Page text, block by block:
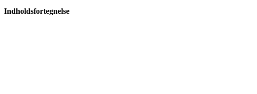
Indholdsfortegnelse